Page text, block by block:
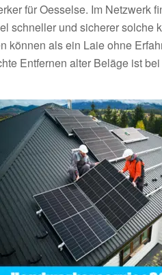
für Oesselse. Im Netzwerk
schneller und sicherer solche
können als ein Laie ohne
Entfernen alter Beläge ist